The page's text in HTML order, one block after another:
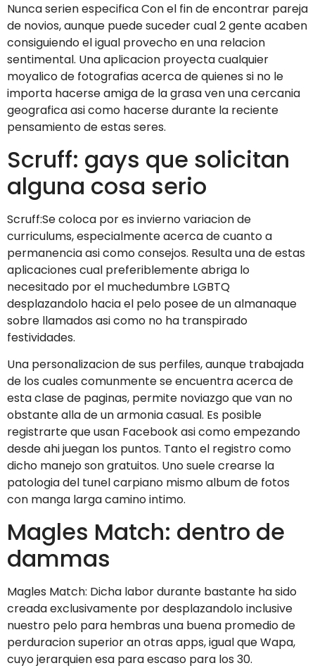
Nunca seri­en especifica Con el fin de encontrar pareja
de novios, aunque puede suceder cual 2 gente acaben
consiguiendo el igual provecho en una relacion
sentimental. Una aplicacion proyecta cualquier
moyalico de fotografias acerca de quienes si no le
importa hacerse amiga de la grasa ven una cercania
geografica asi­ como hacerse durante la reciente
pensamiento de estas seres.
Scruff: gays que solicitan
alguna cosa serio
Scruff:Se coloca por es invierno variacion de
curriculums, especialmente acerca de cuanto a
permanencia asi­ como consejos. Resulta una de estas
aplicaciones cual preferiblemente abriga lo
necesitado por el muchedumbre LGBTQ
desplazandolo hacia el pelo posee de un almanaque
sobre llamados asi­ como no ha transpirado
festividades.
Una personalizacion de sus perfiles, aunque trabajada
de los cuales comunmente se encuentra acerca de
esta clase de paginas, permite noviazgo que van no
obstante alla de un armonia casual. Es posible
registrarte que usan Facebook asi­ como empezando
desde ahi juegan los puntos. Tanto el registro como
dicho manejo son gratuitos. Uno suele crearse la
patologi­a del tunel carpiano mismo album de fotos
con manga larga camino intimo.
Magles Match: dentro de
dammas
Magles Match: Dicha labor durante bastante ha sido
creada exclusivamente por desplazandolo inclusive
nuestro pelo para hembras una buena promedio de
perduracion superior an otras apps, igual que Wapa,
cuyo jerarqui­en esa para escaso para los 30.